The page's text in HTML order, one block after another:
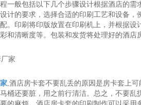
一般包括以下几个步骤设计根据酒店的
计的要求，选择合适的印刷工艺和设备
。印刷将印版放置在印刷机上，并根据
和清晰度等。包装和发货将处理好的酒店
,酒店房卡套不要乱丢的原因是房卡套上
桶还要脏，用之前行清洁。总之，不要